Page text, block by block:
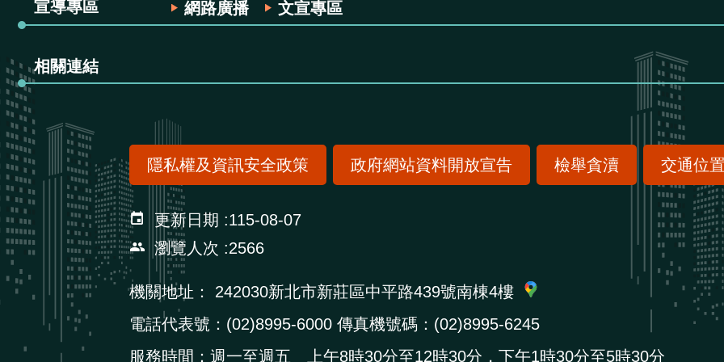
宣導專區 網路廣播 文宣專區
相關連結
隱私權及資訊安全政策 政府網站資料開放宣告 檢舉貪瀆 交通位
更新日期
115-08-07
瀏覽人次
2566
機關地址：
242030新北市新莊區中平路439號南棟4樓
電話代表號：(02)8995-6000 傳真機號碼：(02)8995-6245
服務時間：週一至週五 上午8時30分至12時30分，下午1時30分至5時30分